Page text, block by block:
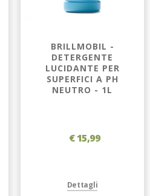
BRILLMOBIL -
DETERGENTE
LUCIDANTE PER
SUPERFICI A PH
NEUTRO - 1L
€ 15,99
Dettagli